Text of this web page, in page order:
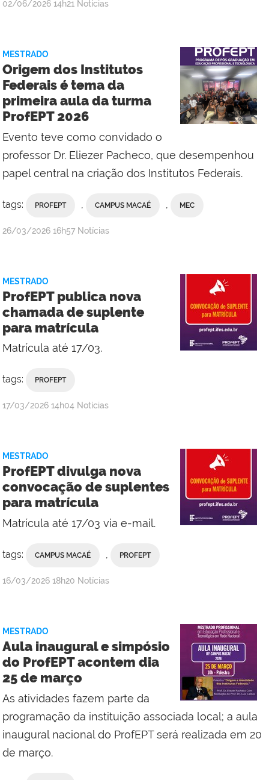
por
Macaé
publicado
02/06/2026 14h21 Notícias
MESTRADO
Origem dos Institutos
Federais é tema da
primeira aula da turma
ProfEPT 2026
Evento teve como convidado o
professor Dr. Eliezer Pacheco, que desempenhou
papel central na criação dos Institutos Federais.
tags: PROFEPT CAMPUS MACAÉ MEC
por
Campus
Macaé
publicado
26/03/2026 16h57 Notícias
MESTRADO
ProfEPT publica nova
chamada de suplente
para matrícula
Matrícula até 17/03.
tags: PROFEPT
por
publicado
17/03/2026 14h04 Notícias
MESTRADO
ProfEPT divulga nova
convocação de suplentes
para matrícula
Matrícula até 17/03 via e-mail.
tags: CAMPUS MACAÉ , PROFEPT
por
publicado
16/03/2026 18h20 Notícias
MESTRADO
Aula inaugural e simpósio
do ProfEPT acontem dia
25 de março
As atividades fazem parte da
programação da instituição associada local; a aula
inaugural nacional do ProfEPT será realizada em 20
de março.